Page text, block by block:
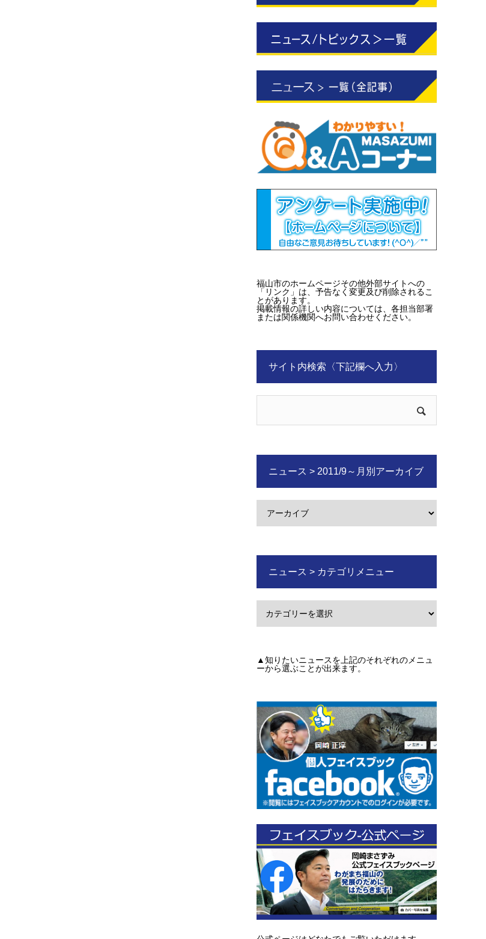
福山市のホームページその他外部サイトへの
「リンク」は、予告なく変更及び削除されるこ
とがあります。
掲載情報の詳しい内容については、各担当部署
または関係機関へお問い合わせください。
サイト内検索〈下記欄へ入力〉
ニュース > 2011/9～月別アーカイブ
ニュース > カテゴリメニュー
▲知りたいニュースを上記のそれぞれのメニュ
ーから選ぶことが出来ます。